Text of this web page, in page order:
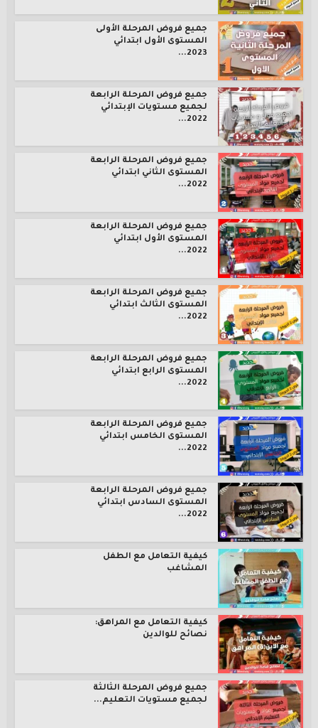
جميع فروض المرحلة الأولى
المستوى الأول ابتدائي
2023...
جميع فروض المرحلة الرابعة
لجميع مستويات الإبتدائي
2022...
جميع فروض المرحلة الرابعة
المستوى الثاني ابتدائي
2022...
جميع فروض المرحلة الرابعة
المستوى الأول ابتدائي
2022...
جميع فروض المرحلة الرابعة
المستوى الثالث ابتدائي
2022...
جميع فروض المرحلة الرابعة
المستوى الرابع ابتدائي
2022...
جميع فروض المرحلة الرابعة
المستوى الخامس ابتدائي
2022...
جميع فروض المرحلة الرابعة
المستوى السادس ابتدائي
2022...
كيفية التعامل مع الطفل
المشاغب
كيفية التعامل مع المراهق:
نصائح للوالدين
جميع فروض المرحلة الثالثة
لجميع مستويات التعليم...